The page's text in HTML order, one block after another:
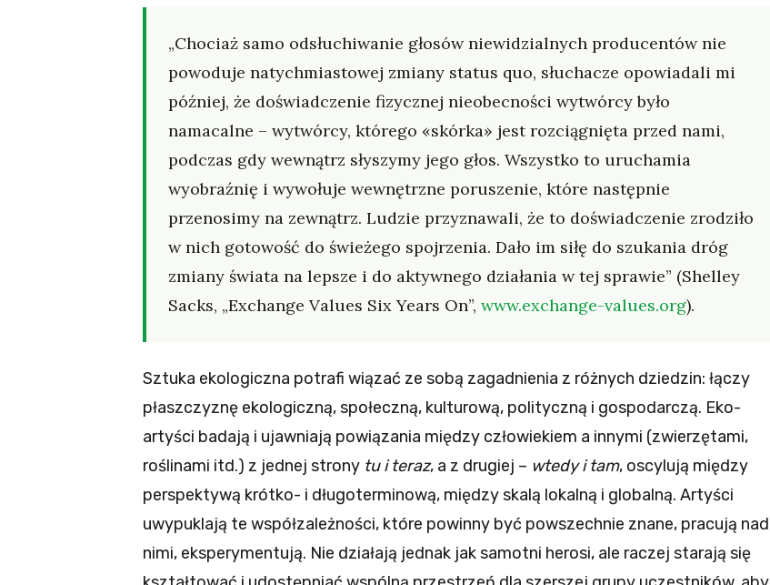
„Chociaż samo odsłuchiwanie głosów niewidzialnych producentów nie
powoduje natychmiastowej zmiany status quo, słuchacze opowiadali mi
później, że doświadczenie fizycznej nieobecności wytwórcy było
namacalne – wytwórcy, którego «skórka» jest rozciągnięta przed nami,
podczas gdy wewnątrz słyszymy jego głos. Wszystko to uruchamia
wyobraźnię i wywołuje wewnętrzne poruszenie, które następnie
przenosimy na zewnątrz. Ludzie przyznawali, że to doświadczenie zrodziło
w nich gotowość do świeżego spojrzenia. Dało im siłę do szukania dróg
zmiany świata na lepsze i do aktywnego działania w tej sprawie” (Shelley
Sacks, „Exchange Values Six Years On”, www.exchange-values.org).
Sztuka ekologiczna potrafi wiązać ze sobą zagadnienia z różnych dziedzin: łączy
płaszczyznę ekologiczną, społeczną, kulturową, polityczną i gospodarczą. Eko-
artyści badają i ujawniają powiązania między człowiekiem a innymi (zwierzętami,
roślinami itd.) z jednej strony tu i teraz, a z drugiej – wtedy i tam, oscylują między
perspektywą krótko- i długoterminową, między skalą lokalną i globalną. Artyści
uwypuklają te współzależności, które powinny być powszechnie znane, pracują nad
nimi, eksperymentują. Nie działają jednak jak samotni herosi, ale raczej starają się